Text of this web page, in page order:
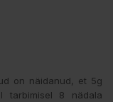
on näidanud, et 5g
tarbimisel 8 nädala